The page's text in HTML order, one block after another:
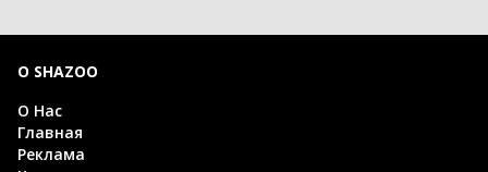
О SHAZOO
О Нас
Главная
Реклама